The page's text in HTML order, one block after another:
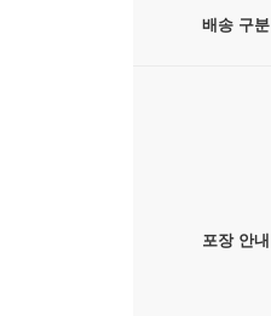
배송 구분
포장 안내